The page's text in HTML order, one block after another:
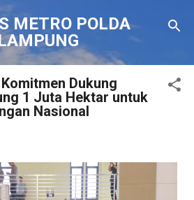
ke konten utama
METRO POLDA
Dukung
1 Juta Hektar untuk
Nasional